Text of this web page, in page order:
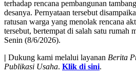
terhadap rencana pembangunan
desanya. Pernyataan tersebut
ratusan warga yang menolak rencana
tersebut, bertempat di salah satu rumah
Senin (8/6/2026).
| Dukung kami melalui layanan Berita
Publikasi Usaha. Klik di sini.